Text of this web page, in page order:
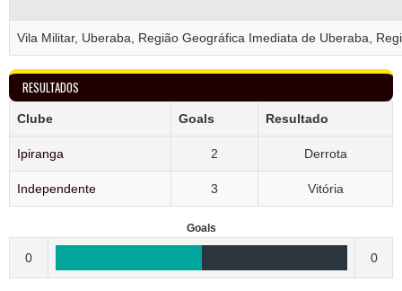
Vila Militar, Uberaba, Região Geográfica Imediata de Uberaba,
RESULTADOS
Clube Goals Resultado
Ipiranga 2 Derrota
Independente 3 Vitória
Goals
0 0